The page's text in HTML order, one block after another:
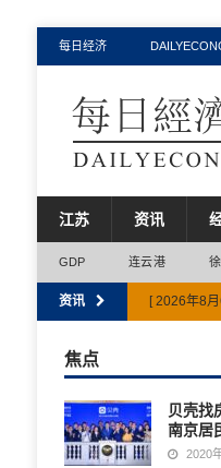
每日经济
江苏 资讯
GDP 连云港
资讯 [ 2026年8
[ 2026年8
[ 2026年7
[ 2026年8
焦点
贝壳找
南京居
2020